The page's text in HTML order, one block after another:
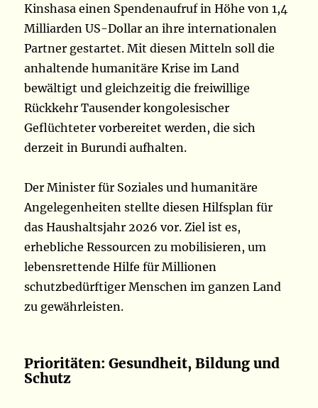
Kinshasa einen Spendenaufruf in Höhe von 1,4
Milliarden US-Dollar an ihre internationalen
Partner gestartet. Mit diesen Mitteln soll die
anhaltende humanitäre Krise im Land
bewältigt und gleichzeitig die freiwillige
Rückkehr Tausender kongolesischer
Geflüchteter vorbereitet werden, die sich
derzeit in Burundi aufhalten.
Der Minister für Soziales und humanitäre
Angelegenheiten stellte diesen Hilfsplan für
das Haushaltsjahr 2026 vor. Ziel ist es,
erhebliche Ressourcen zu mobilisieren, um
lebensrettende Hilfe für Millionen
schutzbedürftiger Menschen im ganzen Land
zu gewährleisten.
Prioritäten: Gesundheit, Bildung und
Schutz